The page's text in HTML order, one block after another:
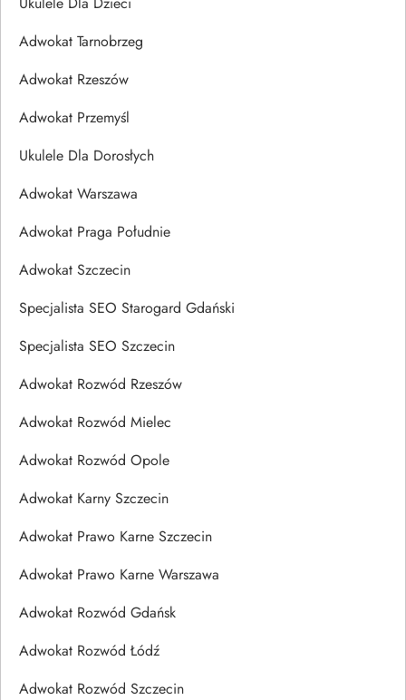
Adwokat Tarnobrzeg
Adwokat Rzeszów
Adwokat Przemyśl
Ukulele Dla Dorosłych
Adwokat Warszawa
Adwokat Praga Południe
Adwokat Szczecin
Specjalista SEO Starogard Gdański
Specjalista SEO Szczecin
Adwokat Rozwód Rzeszów
Adwokat Rozwód Mielec
Adwokat Rozwód Opole
Adwokat Karny Szczecin
Adwokat Prawo Karne Szczecin
Adwokat Prawo Karne Warszawa
Adwokat Rozwód Gdańsk
Adwokat Rozwód Łódź
Adwokat Rozwód Szczecin